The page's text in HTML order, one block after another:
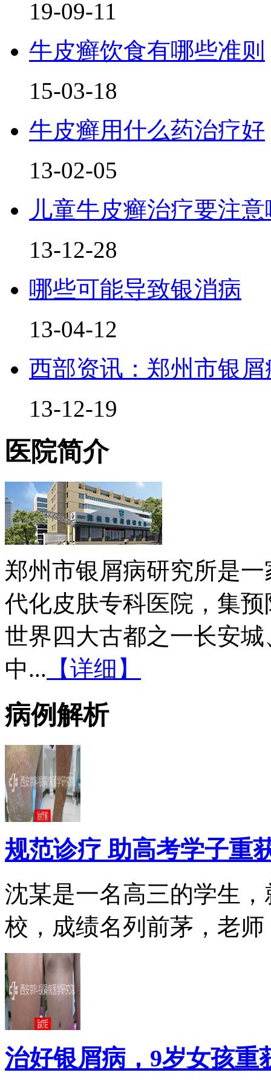
19-09-11
牛皮癣饮食有哪些准则
15-03-18
牛皮癣用什么药治疗好
13-02-05
儿童牛皮癣治疗要注
13-12-28
哪些可能导致银消病
13-04-12
西部资讯：郑州市银
13-12-19
医院简介
郑州市银屑病研究所是
代化皮肤专科医院，集
世界四大古都之一长安
中... 【详细】
病例解析
规范诊疗 助高考学子重
沈某是一名高三的学生
校，成绩名列前茅，老师
治好银屑病，9岁女孩重